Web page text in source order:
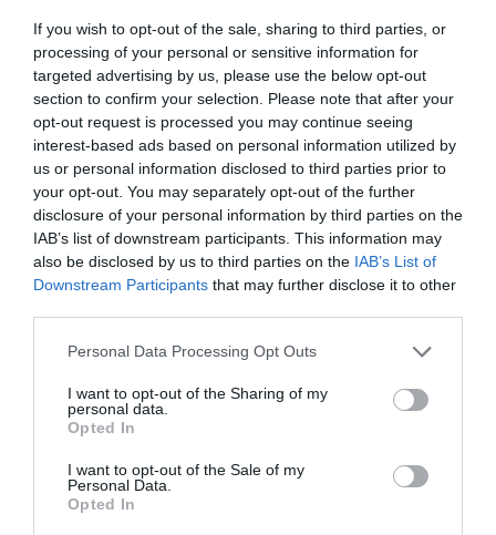
If you wish to opt-out of the sale, sharing to third parties, or
processing of your personal or sensitive information for
targeted advertising by us, please use the below opt-out
section to confirm your selection. Please note that after your
opt-out request is processed you may continue seeing
interest-based ads based on personal information utilized by
us or personal information disclosed to third parties prior to
your opt-out. You may separately opt-out of the further
disclosure of your personal information by third parties on the
IAB’s list of downstream participants. This information may
also be disclosed by us to third parties on the IAB’s List of
Downstream Participants that may further disclose it to other
Personal Data Processing Opt Outs
I want to opt-out of the Sharing of my
personal data.
Opted In
I want to opt-out of the Sale of my
Personal Data.
Opted In
El IBEX 35 cerró la sesión del miércoles en
los 20.057 puntos, un nuevo récord
Ceuta. Nuestra Señora de África:
convertir al musulmán
Eulogio López
No perdamos el norte: la
emigración es mala
Eulogio López